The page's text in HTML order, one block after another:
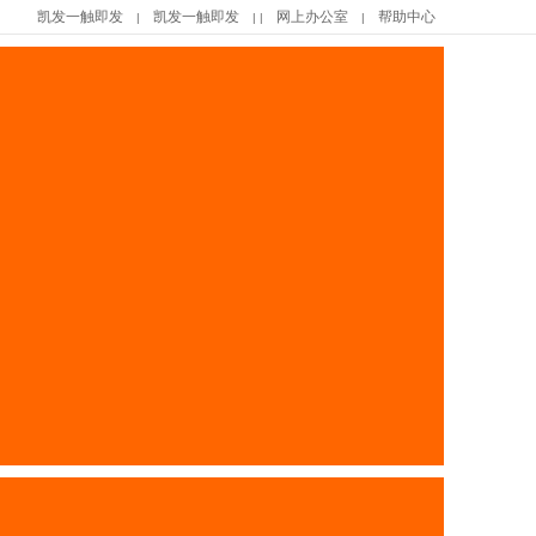
凯发一触即发 | 凯发一触即发 | | 网上办公室 | 帮助中心